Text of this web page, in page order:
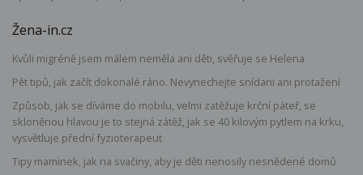
Žena-in.cz
Kvůli migréně jsem málem neměla ani děti, svěřuje se Helena
Pět tipů, jak začít dokonalé ráno. Nevynechejte snídani ani protažení
Způsob, jak se díváme do mobilu, velmi zatěžuje krční páteř, se
skloněnou hlavou je to stejná zátěž, jak se 40 kilovým pytlem na krku,
vysvětluje přední fyzioterapeut
Tipy maminek, jak na svačiny, aby je děti nenosily nesnědené domů